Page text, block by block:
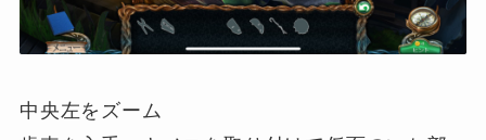
中央左をズーム